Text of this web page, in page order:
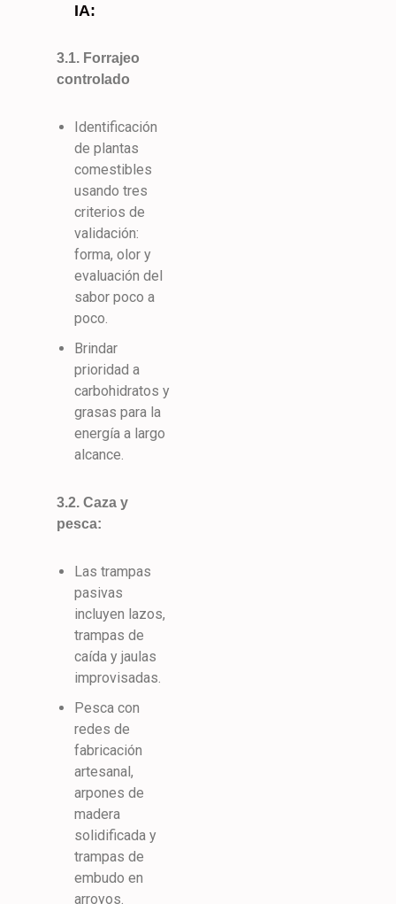
IA:
3.1. Forrajeo
controlado
Identificación
de plantas
comestibles
usando tres
criterios de
validación:
forma, olor y
evaluación del
sabor poco a
poco.
Brindar
prioridad a
carbohidratos y
grasas para la
energía a largo
alcance.
3.2. Caza y
pesca:
Las trampas
pasivas
incluyen lazos,
trampas de
caída y jaulas
improvisadas.
Pesca con
redes de
fabricación
artesanal,
arpones de
madera
solidificada y
trampas de
embudo en
arroyos.